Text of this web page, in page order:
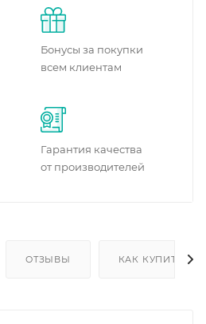
Бонусы за покупки
всем клиентам
Гарантия качества
от производителей
ОТЗЫВЫ КАК КУПИТЬ